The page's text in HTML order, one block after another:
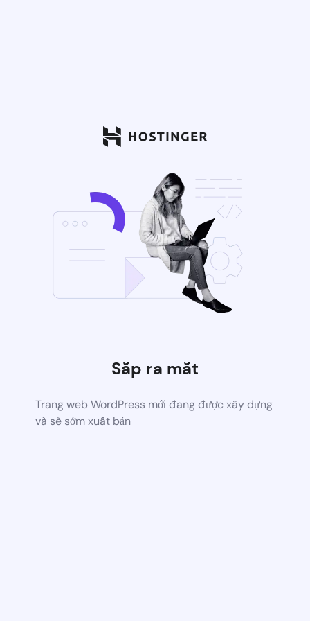
Sắp ra mắt
Trang web WordPress mới đang được xây dựng
và sẽ sớm xuất bản